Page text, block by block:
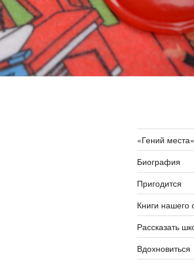
«Гений места»
Биография
Пригодится
Книги нашего
Рассказать
Вдохновиться